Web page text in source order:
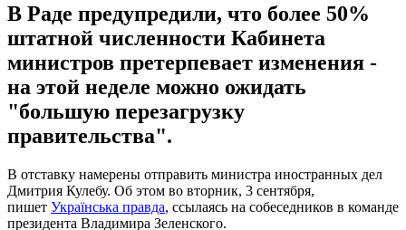
В Раде предупредили, что более 50%
штатной численности Кабинета
министров претерпевает изменения -
на этой неделе можно ожидать
"большую перезагрузку
правительства".
В отставку намерены отправить министра иностранных дел
Дмитрия Кулебу. Об этом во вторник, 3 сентября,
пишет Українська правда, ссылаясь на собеседников в команде
президента Владимира Зеленского.